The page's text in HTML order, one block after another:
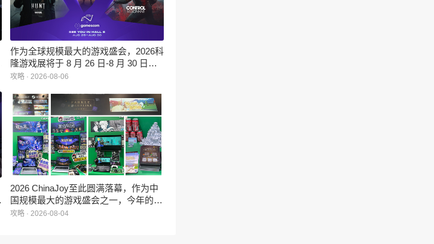
作为全球规模最大的游戏盛会，2026科
隆游戏展将于 8 月 26 日-8 月 30 日在
德国举行。日前，科隆游戏展官方宣
罄，这也是科隆游戏展办展史上首次出
现展位一席难求的情况。
攻略 · 2026-08-06
2026 ChinaJoy至此圆满落幕，作为中
国规模最大的游戏盛会之一，今年的展
馆依旧汇聚了来自全球的游戏厂商、媒
攻略 · 2026-08-04